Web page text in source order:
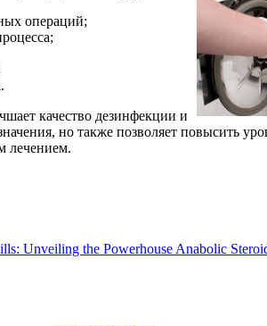
операций;
качество дезинфекции и
но также позволяет повысить
лечением.
Unveiling the Powerhouse Anabolic